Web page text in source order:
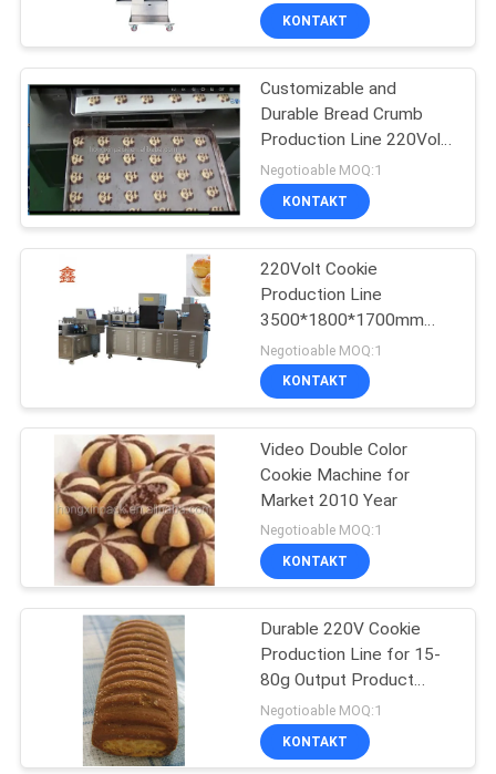
Gedämpfte
angefüllte Brötchen-
Maschine
Automatische
Churro-Maschine
Nahrungsmittelmit
einer kruste
bedeckende
Maschine
KONTAKT
Customizable and
Durable Bread Crumb
Production Line 220Volt
220Volt Machine Size
3500*1800*1700mm
Negotioable MOQ:1
KONTAKT
220Volt Cookie
Production Line
3500*1800*1700mm
with Video
Negotioable MOQ:1
KONTAKT
Video Double Color
Cookie Machine for
Market 2010 Year
Negotioable MOQ:1
KONTAKT
Durable 220V Cookie
Production Line for 15-
80g Output Product
Weight in Hot Demand
Negotioable MOQ:1
KONTAKT